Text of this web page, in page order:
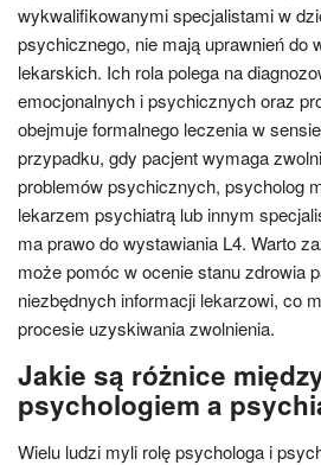
wykwalifikowanymi specjalistami w
psychicznego, nie mają uprawnień do
lekarskich. Ich rola polega na
emocjonalnych i psychicznych oraz
obejmuje formalnego leczenia w
przypadku, gdy pacjent wymaga
problemów psychicznych, psycholog
lekarzem psychiatrą lub innym
ma prawo do wystawiania L4. Warto
może pomóc w ocenie stanu zdrowia
niezbędnych informacji lekarzowi, co
procesie uzyskiwania zwolnienia.
Jakie są różnice
psychologiem a
Wielu ludzi myli rolę psychologa i